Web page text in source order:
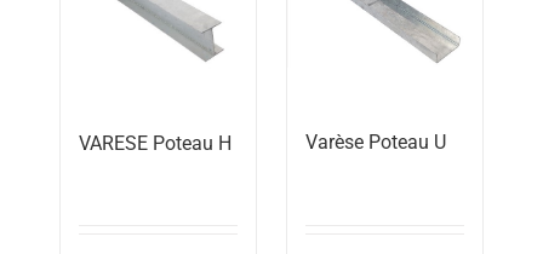
VARESE Poteau H Varèse Poteau U